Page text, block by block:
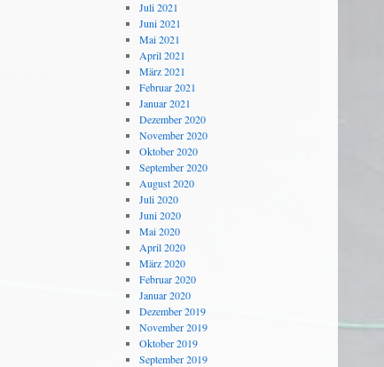
Juli 2021
Juni 2021
Mai 2021
April 2021
März 2021
Februar 2021
Januar 2021
Dezember 2020
November 2020
Oktober 2020
September 2020
August 2020
Juli 2020
Juni 2020
Mai 2020
April 2020
März 2020
Februar 2020
Januar 2020
Dezember 2019
November 2019
Oktober 2019
September 2019